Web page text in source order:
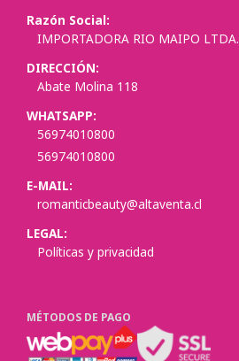
Razón Social:
IMPORTADORA RIO MAIPO LTDA.
DIRECCIÓN:
Abate Molina 118
WHATSAPP:
56974010800
56974010800
E-MAIL:
romanticbeauty@altaventa.cl
LEGAL:
Políticas y privacidad
MÉTODOS DE PAGO